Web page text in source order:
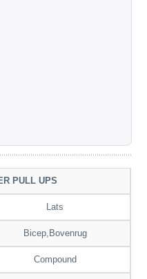
PULL UPS
Lats
Bicep,Bovenrug
Compound